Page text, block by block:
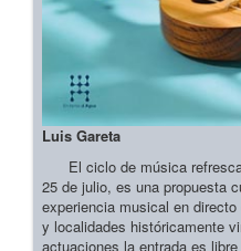
Luis Gareta
El ciclo de música
25 de julio, es una propuesta
experiencia musical en
y localidades históricamente
actuaciones la entrada es